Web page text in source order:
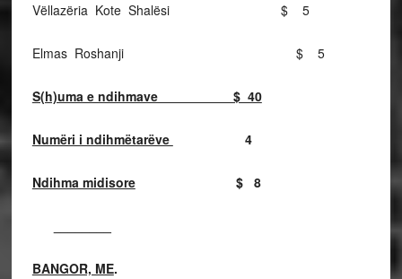
Vëllazëria Kote Shalësi $ 5
Elmas Roshanji $ 5
S(h)uma e ndihmave $ 40
Numëri i ndihmëtarëve 4
Ndihma midisore$ 8
BANGOR, ME.